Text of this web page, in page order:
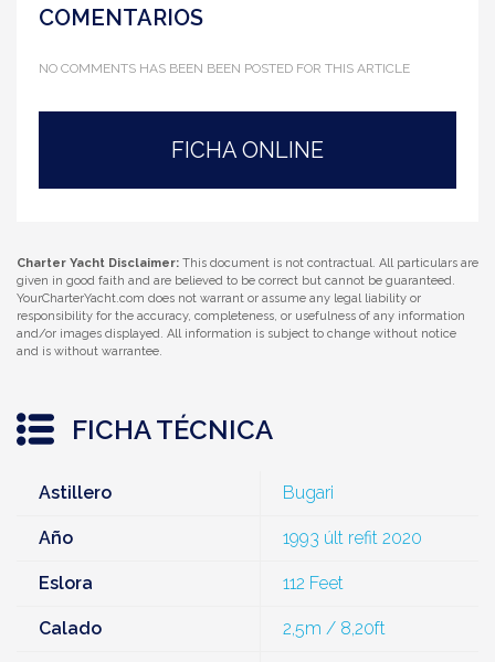
COMENTARIOS
NO COMMENTS HAS BEEN BEEN POSTED FOR THIS ARTICLE
FICHA ONLINE
Charter Yacht Disclaimer: This document is not contractual. All particulars are
given in good faith and are believed to be correct but cannot be guaranteed.
YourCharterYacht.com does not warrant or assume any legal liability or
responsibility for the accuracy, completeness, or usefulness of any information
and/or images displayed. All information is subject to change without notice
and is without warrantee.
FICHA TÉCNICA
Astillero Bugari
Año 1993 últ refit 2020
Eslora 112 Feet
Calado 2,5m / 8,20ft